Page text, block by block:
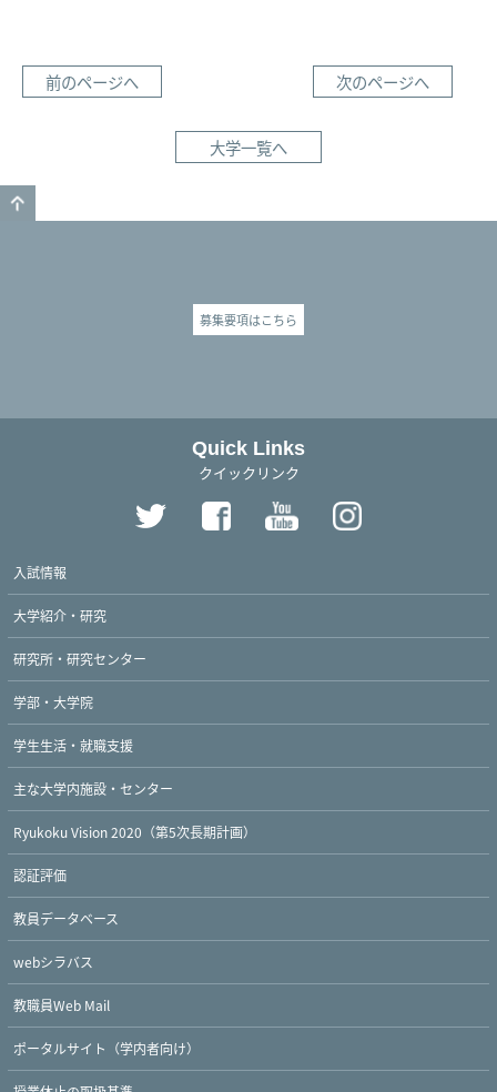
前のページへ 次のページへ
大学一覧へ
募集要項はこちら
Quick Links
クイックリンク
入試情報
大学紹介・研究
研究所・研究センター
学部・大学院
学生生活・就職支援
主な大学内施設・センター
Ryukoku Vision 2020（第5次長期計画）
認証評価
教員データベース
webシラバス
教職員Web Mail
ポータルサイト（学内者向け）